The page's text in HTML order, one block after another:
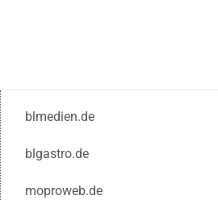
blmedien.de
blgastro.de
moproweb.de